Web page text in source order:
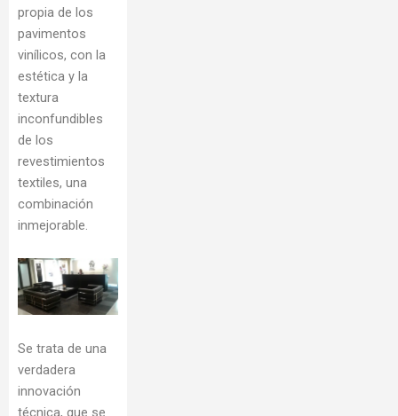
propia de los
pavimentos
vinílicos, con la
estética y la
textura
inconfundibles
de los
revestimientos
textiles, una
combinación
inmejorable.
Se trata de una
verdadera
innovación
técnica, que se